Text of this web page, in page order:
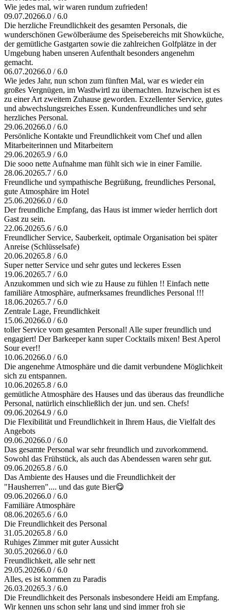
Wie jedes mal, wir waren rundum zufrieden!
09.07.20266.0 / 6.0
Die herzliche Freundlichkeit des gesamten Personals, die
wunderschönen Gewölberäume des Speisebereichs mit Showküche,
der gemütliche Gastgarten sowie die zahlreichen Golfplätze in der
Umgebung haben unseren Aufenthalt besonders angenehm
gemacht.
06.07.20266.0 / 6.0
Wie jedes Jahr, nun schon zum fünften Mal, war es wieder ein
großes Vergnügen, im Wastlwirtl zu übernachten. Inzwischen ist es
zu einer Art zweitem Zuhause geworden. Exzellenter Service, gutes
und abwechslungsreiches Essen. Kundenfreundliches und sehr
herzliches Personal.
29.06.20266.0 / 6.0
Persönliche Kontakte und Freundlichkeit vom Chef und allen
Mitarbeiterinnen und Mitarbeitern
29.06.20265.9 / 6.0
Die sooo nette Aufnahme man fühlt sich wie in einer Familie.
28.06.20265.7 / 6.0
Freundliche und sympathische Begrüßung, freundliches Personal,
gute Atmosphäre im Hotel
25.06.20266.0 / 6.0
Der freundliche Empfang, das Haus ist immer wieder herrlich dort
Gast zu sein.
22.06.20265.6 / 6.0
Freundlicher Service, Sauberkeit, optimale Organisation bei später
Anreise (Schlüsselsafe)
20.06.20265.8 / 6.0
Super netter Service und sehr gutes und leckeres Essen
19.06.20265.7 / 6.0
Anzukommen und sich wie zu Hause zu fühlen !! Einfach nette
familiäre Atmosphäre, aufmerksames freundliches Personal !!!
18.06.20265.7 / 6.0
Zentrale Lage, Freundlichkeit
15.06.20266.0 / 6.0
toller Service vom gesamten Personal! Alle super freundlich und
engagiert! Der Barkeeper kann super Cocktails mixen! Best Aperol
Sour ever!!
10.06.20266.0 / 6.0
Die angenehme Atmosphäre und die damit verbundene Möglichkeit
sich zu entspannen.
10.06.20265.8 / 6.0
gemütliche Atmosphäre des Hauses und das überaus das freundliche
Personal, natürlich einschließlich der jun. und sen. Chefs!
09.06.20264.9 / 6.0
Die Flexibilität und Freundlichkeit in Ihrem Haus, die Vielfalt des
Angebots
09.06.20266.0 / 6.0
Das gesamte Personal war sehr freundlich und zuvorkommend.
Sowohl das Frühstück, als auch das Abendessen waren sehr gut.
09.06.20265.8 / 6.0
Das Ambiente des Hauses und die Freundlichkeit der
"Hausherren".... und das gute Bier😋
09.06.20266.0 / 6.0
Familiäre Atmosphäre
08.06.20265.6 / 6.0
Die Freundlichkeit des Personal
31.05.20265.8 / 6.0
Ruhiges Zimmer mit guter Aussicht
30.05.20266.0 / 6.0
Freundlichkeit, alle sehr nett
29.05.20266.0 / 6.0
Alles, es ist kommen zu Paradis
26.03.20265.3 / 6.0
Die Freundlichkeit des Personals insbesondere Heidi am Empfang.
Wir kennen uns schon sehr lang und sind immer froh sie